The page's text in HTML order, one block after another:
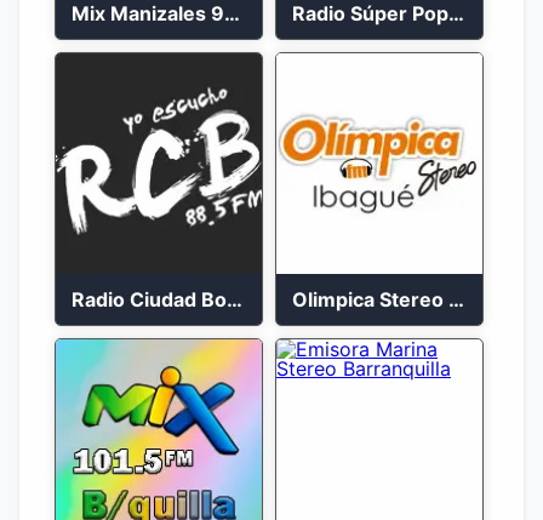
Mix Manizales 95.1 FM en Vivo Radio Súper Popayán en vivo 2023
Radio Ciudad Bolívar 88.5 FM Olimpica Stereo Ibagué 94.3 FM